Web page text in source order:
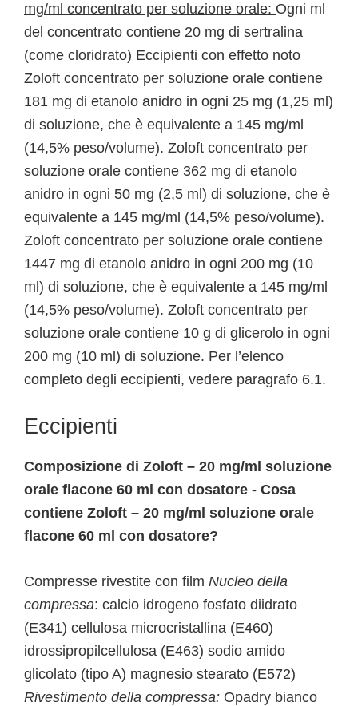
mg/ml concentrato per soluzione orale: Ogni ml
del concentrato contiene 20 mg di sertralina
(come cloridrato) Eccipienti con effetto noto
Zoloft concentrato per soluzione orale contiene
181 mg di etanolo anidro in ogni 25 mg (1,25 ml)
di soluzione, che è equivalente a 145 mg/ml
(14,5% peso/volume). Zoloft concentrato per
soluzione orale contiene 362 mg di etanolo
anidro in ogni 50 mg (2,5 ml) di soluzione, che è
equivalente a 145 mg/ml (14,5% peso/volume).
Zoloft concentrato per soluzione orale contiene
1447 mg di etanolo anidro in ogni 200 mg (10
ml) di soluzione, che è equivalente a 145 mg/ml
(14,5% peso/volume). Zoloft concentrato per
soluzione orale contiene 10 g di glicerolo in ogni
200 mg (10 ml) di soluzione. Per l’elenco
completo degli eccipienti, vedere paragrafo 6.1.
Eccipienti
Composizione di Zoloft – 20 mg/ml soluzione
orale flacone 60 ml con dosatore - Cosa
contiene Zoloft – 20 mg/ml soluzione orale
flacone 60 ml con dosatore?
Compresse rivestite con film Nucleo della
compressa: calcio idrogeno fosfato diidrato
(E341) cellulosa microcristallina (E460)
idrossipropilcellulosa (E463) sodio amido
glicolato (tipo A) magnesio stearato (E572)
Rivestimento della compressa: Opadry bianco